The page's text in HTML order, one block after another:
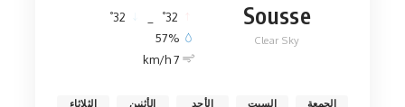
Sousse
Clear Sky
32
°
32
°
57%
7 km/h
الجمعة السبت الأحد الأثنين الثلاثاء